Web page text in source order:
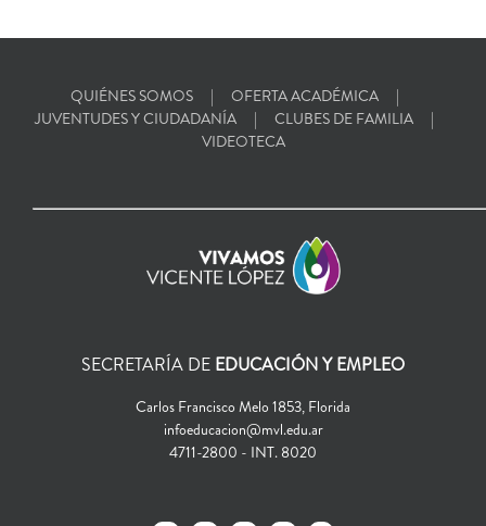
QUIÉNES SOMOS
OFERTA ACADÉMICA
JUVENTUDES Y CIUDADANÍA
CLUBES DE FAMILIA
VIDEOTECA
SECRETARÍA DE EDUCACIÓN Y EMPLEO
Carlos Francisco Melo 1853, Florida
infoeducacion@mvl.edu.ar
4711-2800 - INT. 8020